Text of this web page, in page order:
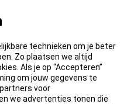
technieken om je beter
Zo plaatsen we altijd
Als je op “Accepteren”
om jouw gegevens te
voor
we advertenties tonen die